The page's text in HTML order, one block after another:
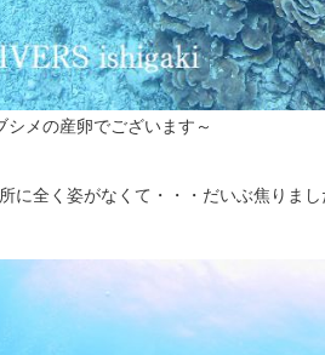
シメの産卵でございます～
に全く姿がなくて・・・だいぶ焦りま